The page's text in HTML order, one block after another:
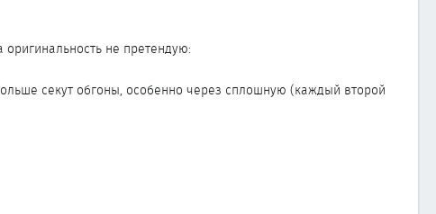
не претендую:
секут обгоны, особенно через сплошную (каждый второй